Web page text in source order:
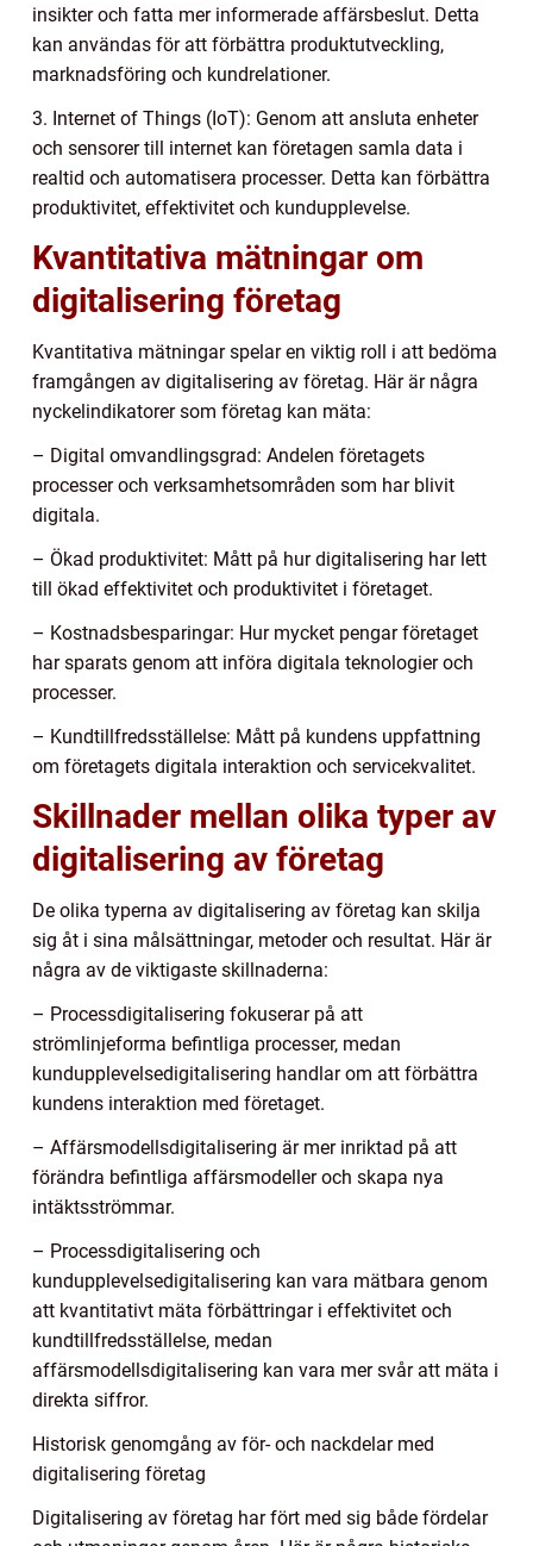
insikter och fatta mer informerade affärsbeslut. Detta
kan användas för att förbättra produktutveckling,
marknadsföring och kundrelationer.
3. Internet of Things (IoT): Genom att ansluta enheter
och sensorer till internet kan företagen samla data i
realtid och automatisera processer. Detta kan förbättra
produktivitet, effektivitet och kundupplevelse.
Kvantitativa mätningar om
digitalisering företag
Kvantitativa mätningar spelar en viktig roll i att bedöma
framgången av digitalisering av företag. Här är några
nyckelindikatorer som företag kan mäta:
– Digital omvandlingsgrad: Andelen företagets
processer och verksamhetsområden som har blivit
digitala.
– Ökad produktivitet: Mått på hur digitalisering har lett
till ökad effektivitet och produktivitet i företaget.
– Kostnadsbesparingar: Hur mycket pengar företaget
har sparats genom att införa digitala teknologier och
processer.
– Kundtillfredsställelse: Mått på kundens uppfattning
om företagets digitala interaktion och servicekvalitet.
Skillnader mellan olika typer av
digitalisering av företag
De olika typerna av digitalisering av företag kan skilja
sig åt i sina målsättningar, metoder och resultat. Här är
några av de viktigaste skillnaderna:
– Processdigitalisering fokuserar på att
strömlinjeforma befintliga processer, medan
kundupplevelsedigitalisering handlar om att förbättra
kundens interaktion med företaget.
– Affärsmodellsdigitalisering är mer inriktad på att
förändra befintliga affärsmodeller och skapa nya
intäktsströmmar.
– Processdigitalisering och
kundupplevelsedigitalisering kan vara mätbara genom
att kvantitativt mäta förbättringar i effektivitet och
kundtillfredsställelse, medan
affärsmodellsdigitalisering kan vara mer svår att mäta i
direkta siffror.
Historisk genomgång av för- och nackdelar med
digitalisering företag
Digitalisering av företag har fört med sig både fördelar